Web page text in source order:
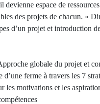
devienne espace de
des projets de chacun. «
d’un projet et introduction
globale du projet et
d’une ferme à travers les 7
les motivations et les